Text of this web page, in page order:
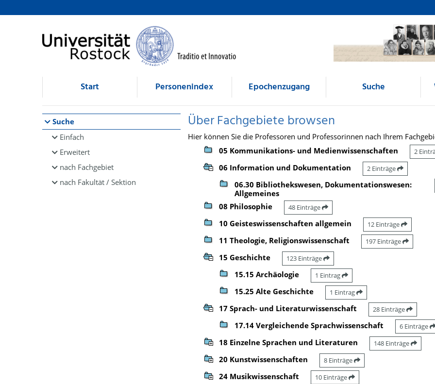
Browsen
direkt zum Inhalt
Start Personenindex Epochenzugang Suche
Suche
Einfach
Erweitert
nach Fachgebiet
nach Fakultät / Sektion
Über Fachgebiete browsen
Hier können Sie die Professoren und Professorinnen nach Ihrem
05 Kommunikations- und Medienwissenschaften
2
06 Information und Dokumentation 2 Einträge
06.30 Bibliothekswesen, Dokumentationswesen:
Allgemeines
08 Philosophie 48 Einträge
10 Geisteswissenschaften allgemein 12 Einträge
11 Theologie, Religionswissenschaft 197 Einträge
15 Geschichte 123 Einträge
15.15 Archäologie 1 Eintrag
15.25 Alte Geschichte 1 Eintrag
17 Sprach- und Literaturwissenschaft 28 Einträge
17.14 Vergleichende Sprachwissenschaft 6 Einträge
18 Einzelne Sprachen und Literaturen 148 Einträge
20 Kunstwissenschaften 8 Einträge
24 Musikwissenschaft 10 Einträge